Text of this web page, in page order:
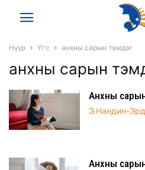
Нүүр Үгс анхны сарын тэмдэг
анхны сарын
Анхны
Э.Нандин-
Анхны